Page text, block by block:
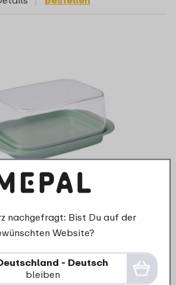
- Nordic sage
849
nachgefragt: Bist Du auf der
Website?
- Deutsch
bleiben